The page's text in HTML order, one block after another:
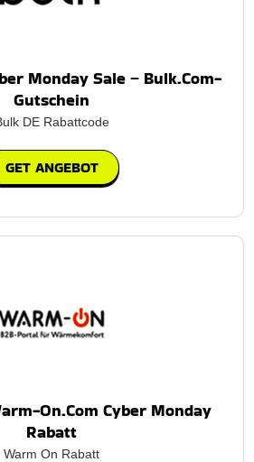
Monday Sale – Bulk.Com-
Gutschein
DE Rabattcode
GET ANGEBOT
On.Com Cyber Monday
Rabatt
Warm On Rabatt